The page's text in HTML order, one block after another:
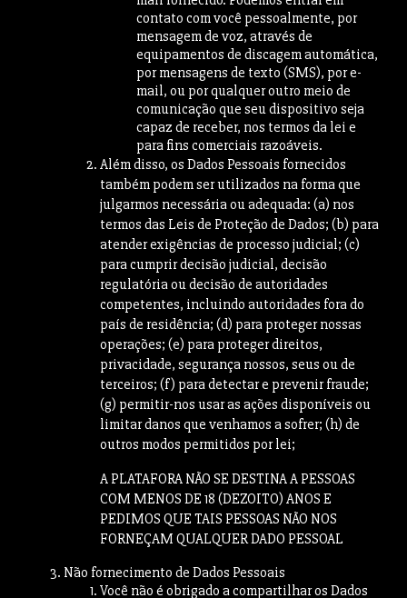
contato com você pessoalmente, por
mensagem de voz, através de
equipamentos de discagem automática,
por mensagens de texto (SMS), por e-
mail, ou por qualquer outro meio de
comunicação que seu dispositivo seja
capaz de receber, nos termos da lei e
para fins comerciais razoáveis.
Além disso, os Dados Pessoais fornecidos
também podem ser utilizados na forma que
julgarmos necessária ou adequada: (a) nos
termos das Leis de Proteção de Dados; (b) para
atender exigências de processo judicial; (c)
para cumprir decisão judicial, decisão
regulatória ou decisão de autoridades
competentes, incluindo autoridades fora do
país de residência; (d) para proteger nossas
operações; (e) para proteger direitos,
privacidade, segurança nossos, seus ou de
terceiros; (f) para detectar e prevenir fraude;
(g) permitir-nos usar as ações disponíveis ou
limitar danos que venhamos a sofrer; (h) de
outros modos permitidos por lei;
A PLATAFORA NÃO SE DESTINA A PESSOAS
COM MENOS DE 18 (DEZOITO) ANOS E
PEDIMOS QUE TAIS PESSOAS NÃO NOS
FORNEÇAM QUALQUER DADO PESSOAL
Não fornecimento de Dados Pessoais
Você não é obrigado a compartilhar os Dados